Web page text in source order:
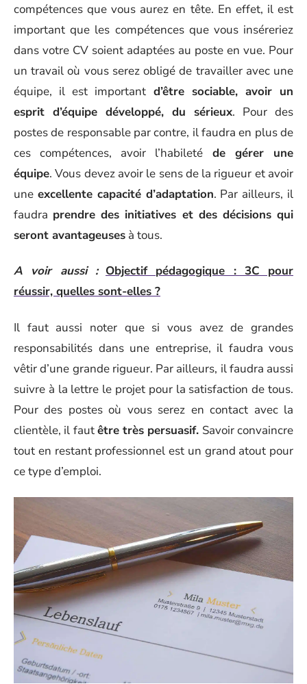
compétences que vous aurez en tête. En effet, il est
important que les compétences que vous inséreriez
dans votre CV soient adaptées au poste en vue. Pour
un travail où vous serez obligé de travailler avec une
équipe, il est important d’être sociable, avoir un
esprit d’équipe développé, du sérieux. Pour des
postes de responsable par contre, il faudra en plus de
ces compétences, avoir l’habileté de gérer une
équipe. Vous devez avoir le sens de la rigueur et avoir
une excellente capacité d’adaptation. Par ailleurs, il
faudra prendre des initiatives et des décisions qui
seront avantageuses à tous.
A voir aussi : Objectif pédagogique : 3C pour
réussir, quelles sont-elles ?
Il faut aussi noter que si vous avez de grandes
responsabilités dans une entreprise, il faudra vous
vêtir d’une grande rigueur. Par ailleurs, il faudra aussi
suivre à la lettre le projet pour la satisfaction de tous.
Pour des postes où vous serez en contact avec la
clientèle, il fautêtre très persuasif. Savoir convaincre
tout en restant professionnel est un grand atout pour
ce type d’emploi.